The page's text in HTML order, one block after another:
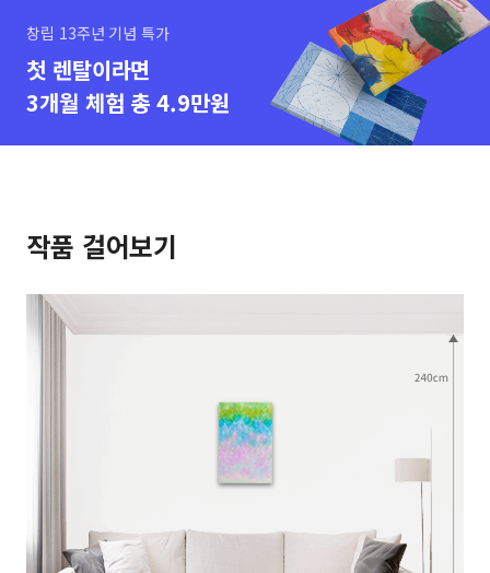
창립 13주년 기념 특가
첫 렌탈이라면
3개월 체험 총 4.9만원
작품 걸어보기